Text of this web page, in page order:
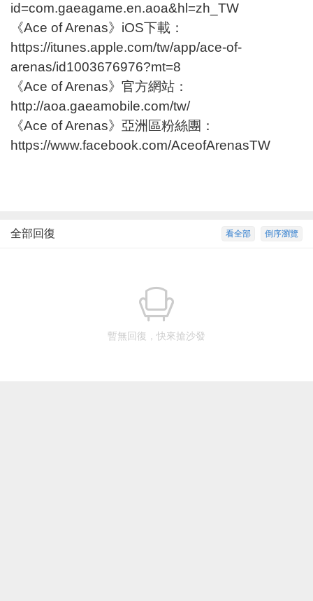
id=com.gaeagame.en.aoa&hl=zh_TW
《Ace of Arenas》iOS下載：
https://itunes.apple.com/tw/app/ace-of-
arenas/id1003676976?mt=8
《Ace of Arenas》官方網站：
http://aoa.gaeamobile.com/tw/
《Ace of Arenas》亞洲區粉絲團：
https://www.facebook.com/AceofArenasTW
倒序瀏覽
看全部
全部回復
暫無回復，快來搶沙發